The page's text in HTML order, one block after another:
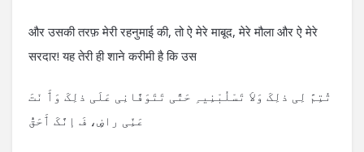
और उसकी तरफ़ मेरी रहनुमाई की, तो ऐ मेरे माबूद, मेरे मौला और ऐ मेरे
सरदार! यह तेरी ही शाने करीमी है कि उस
تُتِمَّ لِی ذلِکَ وَلاَ تَسْلُبْنِیہِ حَتَّی تَتَوَفَّانِی عَلَی ذلِکَ وَٲَ نْتَ
عَنِّی راضٍ، فَ إنَّکَ ٲَحَقُّ